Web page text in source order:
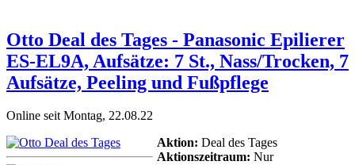
Otto Deal des Tages - Panasonic Epilierer
ES-EL9A, Aufsätze: 7 St., Nass/Trocken, 7
Aufsätze, Peeling und Fußpflege
Online seit Montag, 22.08.22
Aktion: Deal des Tages
Aktionszeitraum: Nur